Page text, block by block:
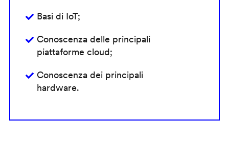
Basi di IoT;
Conoscenza delle principali
piattaforme cloud;
Conoscenza dei principali
hardware.